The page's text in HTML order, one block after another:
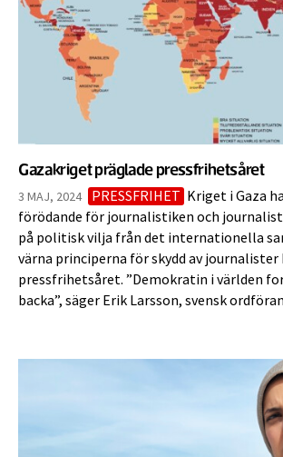
Gazakriget präglade pressfrihetsåret
3 MAJ, 2024 PRESSFRIHET Kriget i Gaza
förödande för journalistiken och
på politisk vilja från det internationella
värna principerna för skydd av
pressfrihetsåret. ”Demokratin i världen
backa”, säger Erik Larsson, svensk